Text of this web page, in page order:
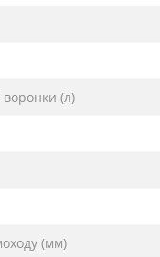
воронки (л)
(мм)